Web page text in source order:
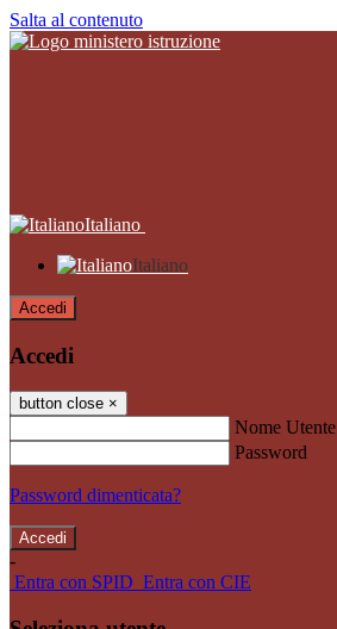
Salta al contenuto
Italiano
Italiano
Accedi
Accedi
button close ×
Nome Utente
Password
Password dimenticata?
-
Entra con SPID Entra con CIE